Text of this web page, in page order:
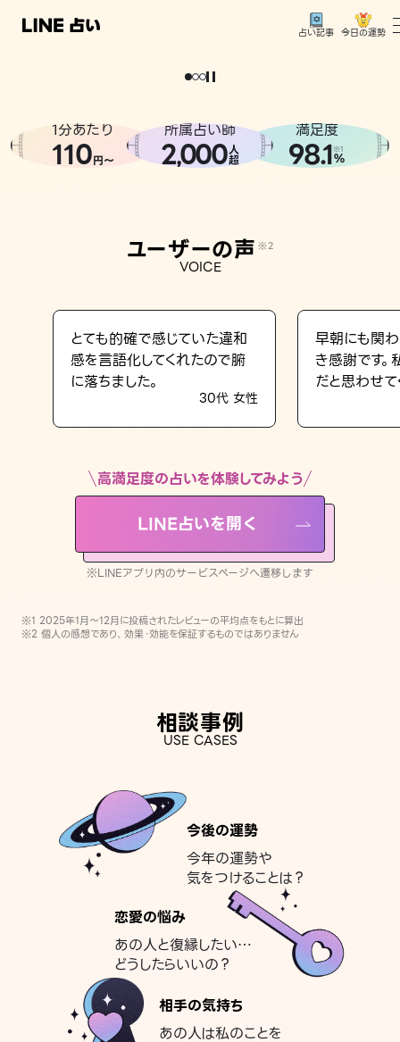
占い記事 今日の運勢
相談事例
LINE占いを開く
※LINEアプリ内のサービスページへ遷移します
どうせなら
。
1分あたり
110円〜
所属占い師
2,000人
超
満足度
98.1※1
%
ユーザーの声 ※2
VOICE
とても的確で感じていた違和
感を言語化してくれたので腑
に落ちました。
30代 女性
早朝にも関
き感謝です
だと思わせて
高満足度の占いを体験してみよう
LINE占いを開く
※LINEアプリ内のサービスページへ遷移します
※1 2025年1月〜12月に投稿されたレビューの平均点をもとに算出
※2 個人の感想であり、効果・効能を保証するものではありません
相談事例
USE CASES
今後の運勢
今年の運勢や
気をつけることは？
恋愛の悩み
あの人と復縁したい…
どうしたらいいの？
相手の気持ち
あの人は私のことを